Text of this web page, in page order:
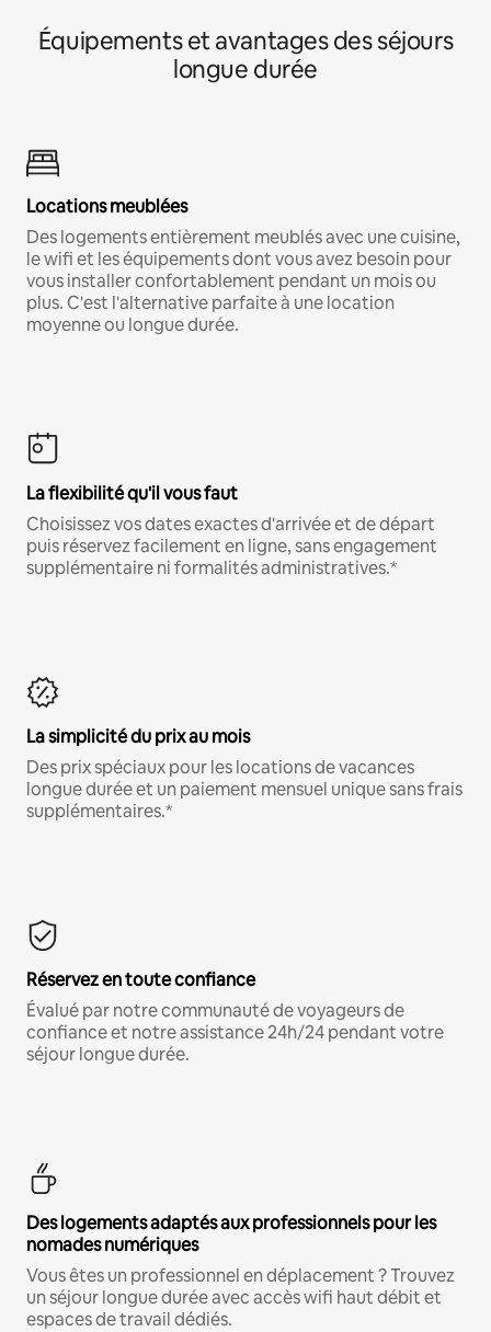
Équipements et avantages des séjours
longue durée
Locations meublées
Des logements entièrement meublés avec une cuisine,
le wifi et les équipements dont vous avez besoin pour
vous installer confortablement pendant un mois ou
plus. C'est l'alternative parfaite à une location
moyenne ou longue durée.
La flexibilité qu'il vous faut
Choisissez vos dates exactes d'arrivée et de départ
puis réservez facilement en ligne, sans engagement
supplémentaire ni formalités administratives.*
La simplicité du prix au mois
Des prix spéciaux pour les locations de vacances
longue durée et un paiement mensuel unique sans frais
supplémentaires.*
Réservez en toute confiance
Évalué par notre communauté de voyageurs de
confiance et notre assistance 24h/24 pendant votre
séjour longue durée.
Des logements adaptés aux professionnels pour les
nomades numériques
Vous êtes un professionnel en déplacement ? Trouvez
un séjour longue durée avec accès wifi haut débit et
espaces de travail dédiés.